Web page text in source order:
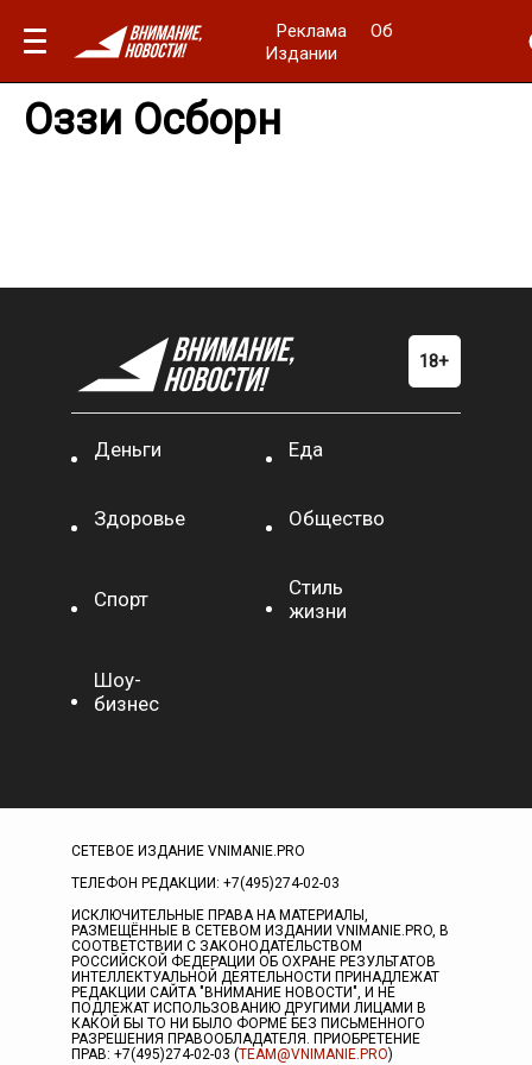
Реклама
Об
Издании
Оззи Осборн
Деньги Еда
Здоровье Общество
Спорт
Стиль
жизни
Шоу-
бизнес
СЕТЕВОЕ ИЗДАНИЕ VNIMANIE.PRO
ТЕЛЕФОН РЕДАКЦИИ: +7(495)274-02-03
ИСКЛЮЧИТЕЛЬНЫЕ ПРАВА НА МАТЕРИАЛЫ,
РАЗМЕЩЁННЫЕ В СЕТЕВОМ ИЗДАНИИ VNIMANIE.PRO, В
СООТВЕТСТВИИ С ЗАКОНОДАТЕЛЬСТВОМ
РОССИЙСКОЙ ФЕДЕРАЦИИ ОБ ОХРАНЕ РЕЗУЛЬТАТОВ
ИНТЕЛЛЕКТУАЛЬНОЙ ДЕЯТЕЛЬНОСТИ ПРИНАДЛЕЖАТ
РЕДАКЦИИ САЙТА "ВНИМАНИЕ НОВОСТИ", И НЕ
ПОДЛЕЖАТ ИСПОЛЬЗОВАНИЮ ДРУГИМИ ЛИЦАМИ В
КАКОЙ БЫ ТО НИ БЫЛО ФОРМЕ БЕЗ ПИСЬМЕННОГО
РАЗРЕШЕНИЯ ПРАВООБЛАДАТЕЛЯ. ПРИОБРЕТЕНИЕ
ПРАВ: +7(495)274-02-03 (TEAM@VNIMANIE.PRO)